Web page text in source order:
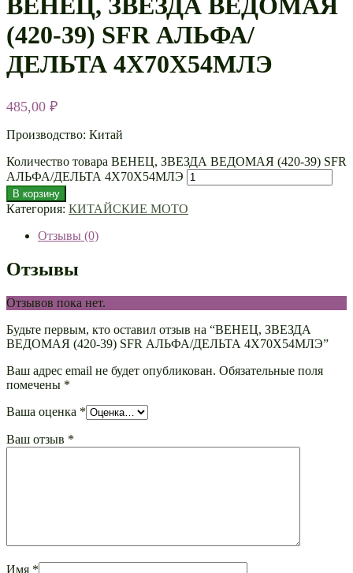
ВЕНЕЦ, ЗВЕЗДА ВЕДОМАЯ
(420-39) SFR АЛЬФА/
ДЕЛЬТА 4Х70Х54МЛЭ
485,00 ₽
Производство: Китай
Количество товара ВЕНЕЦ, ЗВЕЗДА ВЕДОМАЯ (420-39) SFR
АЛЬФА/ДЕЛЬТА 4Х70Х54МЛЭ
В корзину
Категория: КИТАЙСКИЕ МОТО
Отзывы (0)
Отзывы
Отзывов пока нет.
Будьте первым, кто оставил отзыв на “ВЕНЕЦ, ЗВЕЗДА
ВЕДОМАЯ (420-39) SFR АЛЬФА/ДЕЛЬТА 4Х70Х54МЛЭ”
Ваш адрес email не будет опубликован. Обязательные поля
помечены *
Ваша оценка *
Ваш отзыв *
Имя *